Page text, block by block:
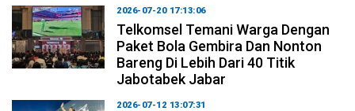
2026-07-20 17:13:06
Telkomsel Temani Warga Dengan
Paket Bola Gembira Dan Nonton
Bareng Di Lebih Dari 40 Titik
Jabotabek Jabar
2026-07-12 13:07:31